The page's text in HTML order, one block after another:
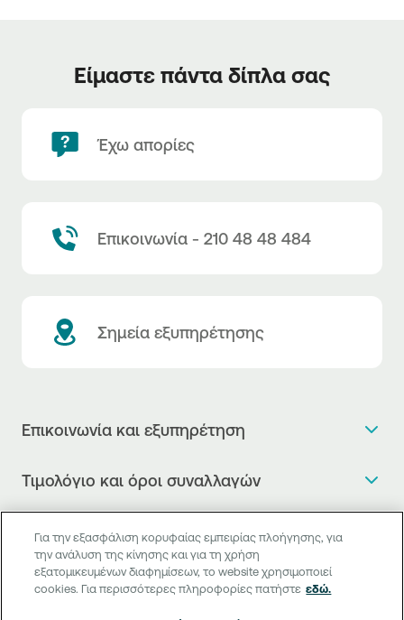
Είμαστε πάντα δίπλα σας
Έχω απορίες
Επικοινωνία - 210 48 48 484
Σημεία εξυπηρέτησης
Επικοινωνία και εξυπηρέτηση
Η νέα Ψηφιακή Εποχή στις συναλλαγές, έφτασε!
Θέλω να μιλήσω με Corporate Transaction Banking
Officer
Τιμολόγιο και όροι συναλλαγών
Τιμολόγιο της Τράπεζας
Δελτίο τιμών συναλλάγματος
Δελτίο πληροφόρησης περί τελών
Χρήσιμοι σύνδεσμοι
Συχνές ερωτήσεις
Κανονιστική Συμμόρφωση
Digital Banking
Για την εξασφάλιση κορυφαίας εμπειρίας πλοήγησης, για
την ανάλυση της κίνησης και για τη χρήση
εξατομικευμένων διαφημίσεων, το website χρησιμοποιεί
cookies. Για περισσότερες πληροφορίες πατήστε εδώ.